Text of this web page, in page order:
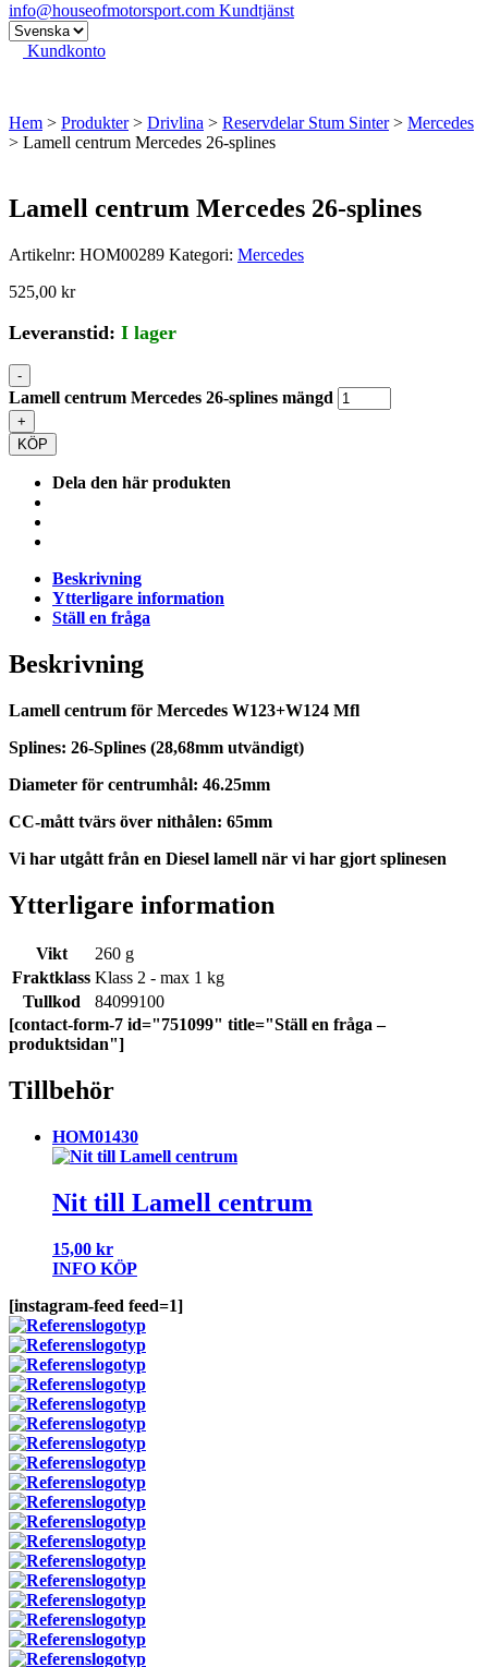
info@houseofmotorsport.com Kundtjänst
Kundkonto
Hem > Produkter> Drivlina > Reservdelar Stum Sinter> Mercedes
> Lamell centrum Mercedes 26-splines
Lamell centrum Mercedes 26-splines
Artikelnr: HOM00289 Kategori: Mercedes
525,00 kr
Leveranstid: I lager
-
Lamell centrum Mercedes 26-splines mängd
+
KÖP
Dela den här produkten
Beskrivning
Ytterligare information
Ställ en fråga
Beskrivning
Lamell centrum för Mercedes W123+W124 Mfl
Splines: 26-Splines (28,68mm utvändigt)
Diameter för centrumhål: 46.25mm
CC-mått tvärs över nithålen: 65mm
Vi har utgått från en Diesel lamell när vi har gjort splinesen
Ytterligare information
Vikt
260 g
Fraktklass Klass 2 - max 1 kg
Tullkod
84099100
[contact-form-7 id="751099" title="Ställ en fråga –
produktsidan"]
Tillbehör
HOM01430
Nit till Lamell centrum
15,00 kr
INFO KÖP
[instagram-feed feed=1]